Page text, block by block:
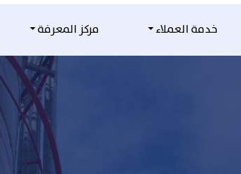
خدمة العملاء مركز المعرفة